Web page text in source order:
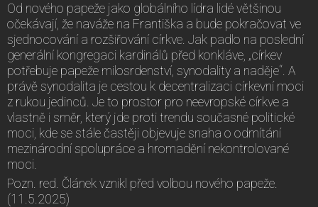
Od nového papeže jako globálního lídra lidé většinou
očekávají, že naváže na Františka a bude pokračovat ve
sjednocování a rozšiřování církve. Jak padlo na poslední
generální kongregaci kardinálů před konkláve, „církev
potřebuje papeže milosrdenství, synodality a naděje“. A
právě synodalita je cestou k decentralizaci církevní moci
z rukou jedinců. Je to prostor pro neevropské církve a
vlastně i směr, který jde proti trendu současné politické
moci, kde se stále častěji objevuje snaha o odmítání
mezinárodní spolupráce a hromadění nekontrolované
moci.
Pozn. red. Článek vznikl před volbou nového papeže.
(11.5.2025)